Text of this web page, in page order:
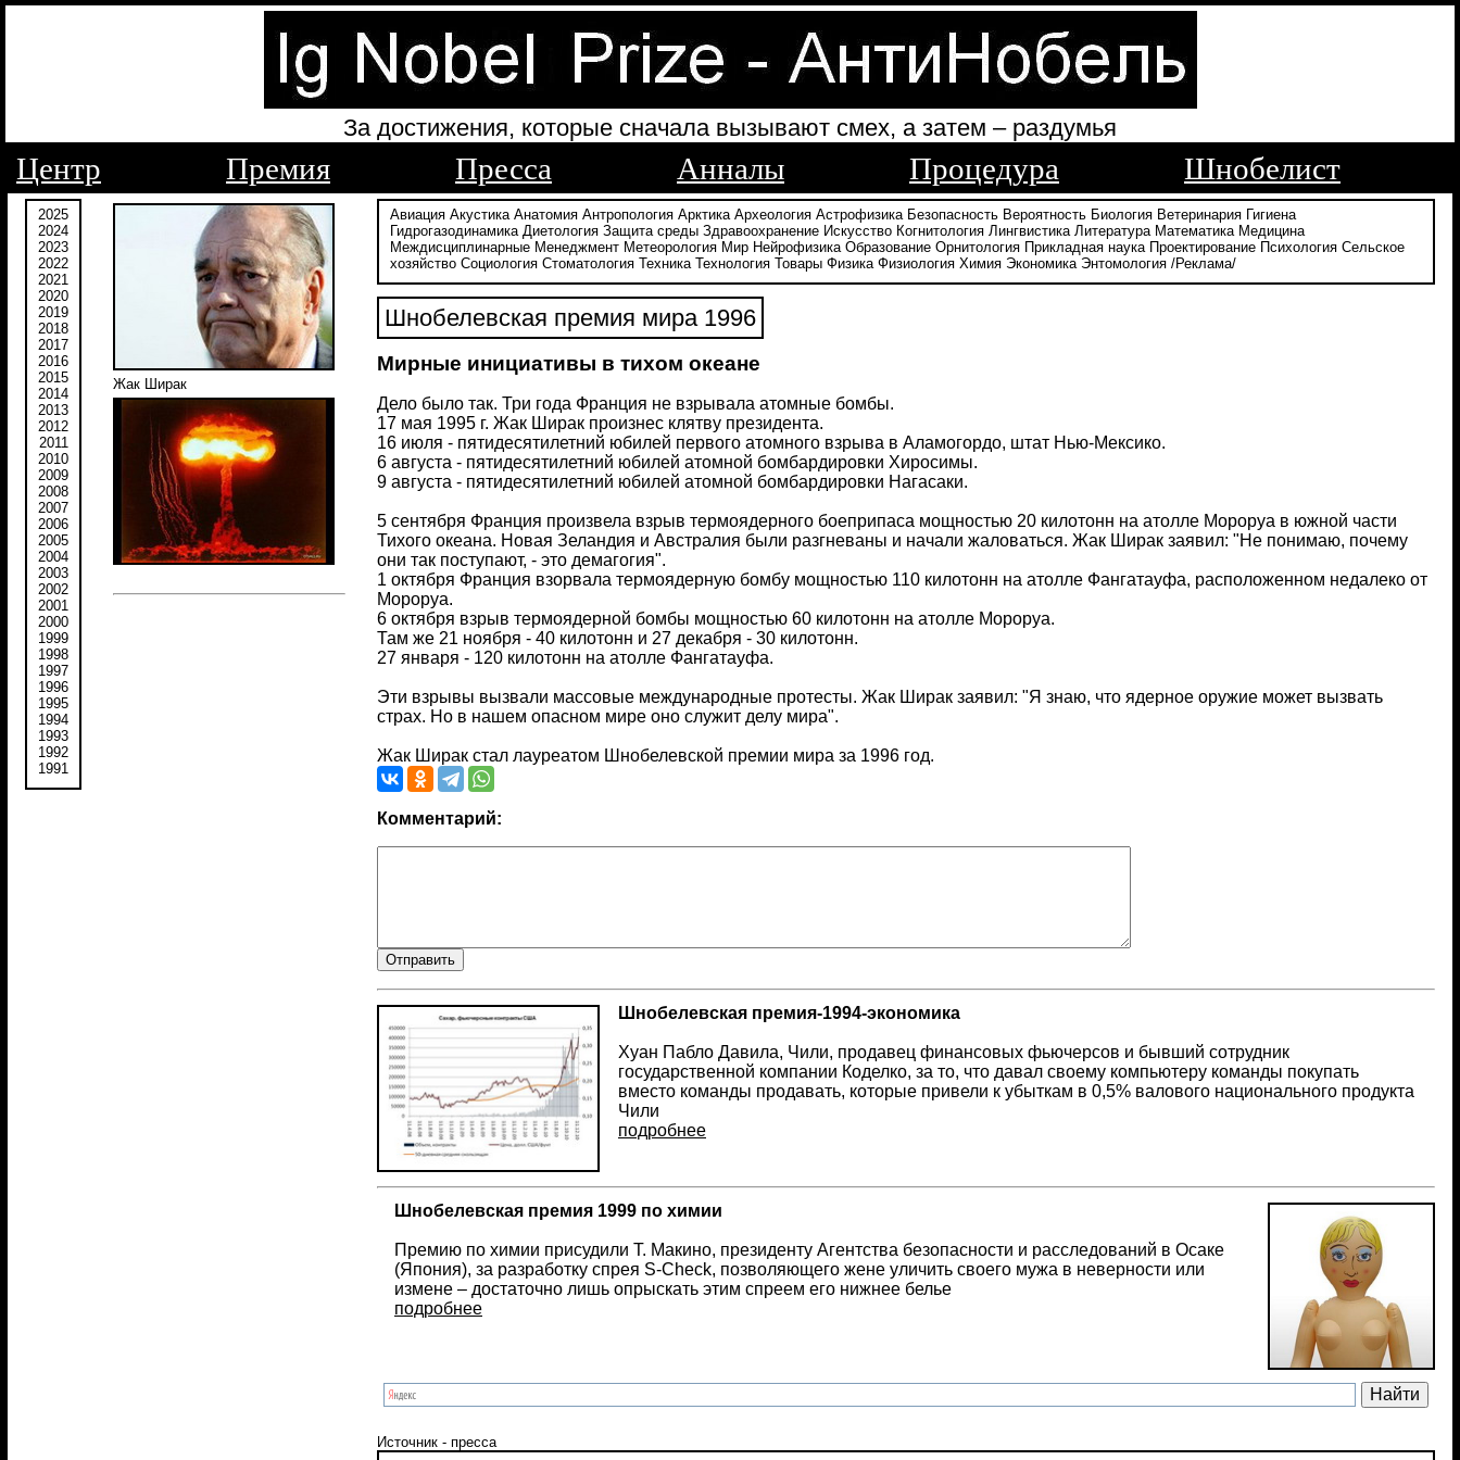
За достижения, которые сначала вызывают смех, а затем – раздумья
Центр Премия Пресса Анналы Процедура Шнобелист
2025
2024
2023
2022
2021
2020
2019
2018
2017
2016
2015
2014
2013
2012
2011
2010
2009
2008
2007
2006
2005
2004
2003
2002
2001
2000
1999
1998
1997
1996
1995
1994
1993
1992
1991
Жак Ширак
Авиация Акустика Анатомия Антропология Арктика Археология Астрофизика Безопасность Вероятность Биология Ветеринария Гигиена
Гидрогазодинамика Диетология Защита среды Здравоохранение Искусство Когнитология Лингвистика Литература Математика Медицина
Междисциплинарные Менеджмент Метеорология Мир Нейрофизика Образование Орнитология Прикладная наука Проектирование Психология Сельское
хозяйство Социология Стоматология Техника Технология Товары Физика Физиология Химия Экономика Энтомология /Реклама/
Шнобелевская премия мира 1996
Мирные инициативы в тихом океане
Дело было так. Три года Франция не взрывала атомные бомбы.
17 мая 1995 г. Жак Ширак произнес клятву президента.
16 июля - пятидесятилетний юбилей первого атомного взрыва в Аламогордо, штат Нью-Мексико.
6 августа - пятидесятилетний юбилей атомной бомбардировки Хиросимы.
9 августа - пятидесятилетний юбилей атомной бомбардировки Нагасаки.
5 сентября Франция произвела взрыв термоядерного боеприпаса мощностью 20 килотонн на атолле Мороруа в южной части
Тихого океана. Новая Зеландия и Австралия были разгневаны и начали жаловаться. Жак Ширак заявил: "Не понимаю, почему
они так поступают, - это демагогия".
1 октября Франция взорвала термоядерную бомбу мощностью 110 килотонн на атолле Фангатауфа, расположенном недалеко от
Мороруа.
6 октября взрыв термоядерной бомбы мощностью 60 килотонн на атолле Мороруа.
Там же 21 ноября - 40 килотонн и 27 декабря - 30 килотонн.
27 января - 120 килотонн на атолле Фангатауфа.
Эти взрывы вызвали массовые международные протесты. Жак Ширак заявил: "Я знаю, что ядерное оружие может вызвать
страх. Но в нашем опасном мире оно служит делу мира".
Жак Ширак стал лауреатом Шнобелевской премии мира за 1996 год.
Комментарий:
Шнобелевская премия-1994-экономика
Хуан Пабло Давила, Чили, продавец финансовых фьючерсов и бывший сотрудник
государственной компании Коделко, за то, что давал своему компьютеру команды покупать
вместо команды продавать, которые привели к убыткам в 0,5% валового национального продукта
Чили
подробнее
Шнобелевская премия 1999 по химии
Премию по химии присудили Т. Макино, президенту Агентства безопасности и расследований в Осаке
(Япония), за разработку спрея S-Check, позволяющего жене уличить своего мужа в неверности или
измене – достаточно лишь опрыскать этим спреем его нижнее белье
подробнее
Источник - пресса